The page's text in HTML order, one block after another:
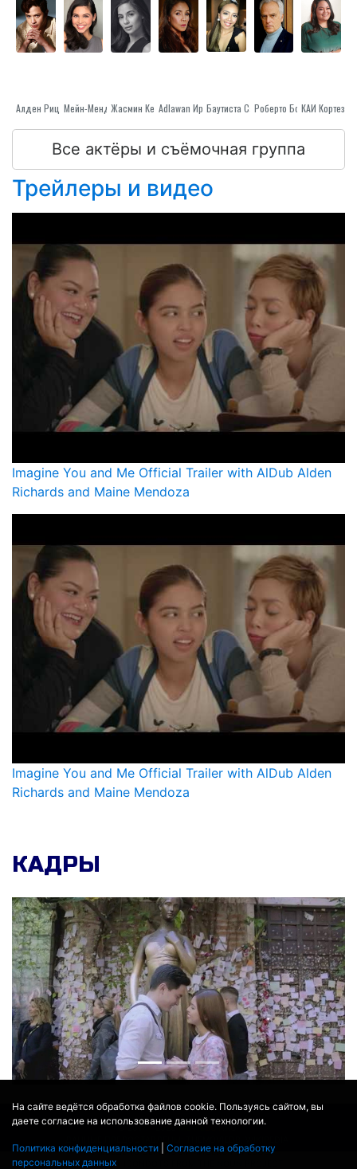
На сайте ведётся обработка файлов cookie. Пользуясь сайтом, вы
даете согласие на использование данной технологии.
Политика конфиденциальности
Согласие на обработку
персональных данных
Алден РицхардсМейн-Мендоса Жасмин Кертис-Смит
Adlawan ИрмаБаутиста CacaiРоберто БоццхиКАИ Кортез
Все актёры и съёмочная группа
Трейлеры и видео
Imagine You and Me Official Trailer with AlDub Alden
Richards and Maine Mendoza
Imagine You and Me Official Trailer with AlDub Alden
Richards and Maine Mendoza
КАДРЫ
© 2017 - 2026 MOVIE
ДАННЫЕ ПРЕДОСТАВЛЕНЫ:
ПЕРЕВЕДЕНО СЕРВИСОМЯНДЕКС.ПЕРЕВОД
THEATER BY ICONDOTS FROM THE NOUN PROJECT